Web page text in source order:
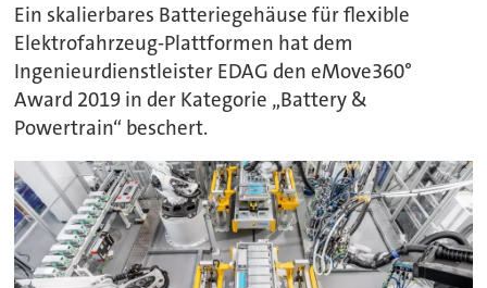
Ein skalierbares Batteriegehäuse für flexible
Elektrofahrzeug-Plattformen hat dem
Ingenieurdienstleister EDAG den eMove360°
Award 2019 in der Kategorie „Battery &
Powertrain“ beschert.